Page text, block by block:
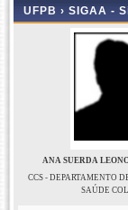
UFPB › SIGAA -
ANA SUERDA
CCS - DEPARTAMENTO
SAÚDE